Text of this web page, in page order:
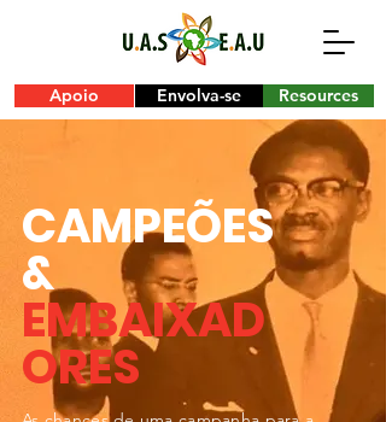
Apoio Envolva-se Resources
CAMPEÕES
&
EMBAIXAD
ORES